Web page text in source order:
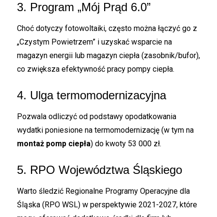
3. Program „Mój Prąd 6.0”
Choć dotyczy fotowoltaiki, często można łączyć go z
„Czystym Powietrzem” i uzyskać wsparcie na
magazyn energii lub magazyn ciepła (zasobnik/bufor),
co zwiększa efektywność pracy pompy ciepła.
4. Ulga termomodernizacyjna
Pozwala odliczyć od podstawy opodatkowania
wydatki poniesione na termomodernizację (w tym na
montaż pomp ciepła) do kwoty 53 000 zł.
5. RPO Województwa Śląskiego
Warto śledzić Regionalne Programy Operacyjne dla
Śląska (RPO WSL) w perspektywie 2021-2027, które